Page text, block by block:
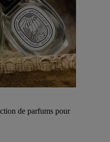
de parfums pour